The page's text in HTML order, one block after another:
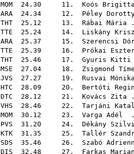
MOM 24.30 11. Koós Brigitta
ARA 24.34 12. Péley
THT 25.12 13. Rábai Mária
TTE 25.24 14. Liskány
ARA 25.37 15. Szerencsi
TTE 25.39 16. Prókai
THT 25.46 17. Gyuris Kitti
MSE 27.04 18. Zsigmond
JVS 27.27 19. Rusvai Mónika
HTC 28.09 20. Bertóti
DTC 28.12 21. Kovács Zita
VHS 28.46 22. Tarjáni
MOM 30.12 23. Varga Adél .
PVS 31.20 24. Dékány
KTK 31.35 25. Tallér
SDS 35.46 26. Szabó Adrienn
DIS 32.48 27. Farkas